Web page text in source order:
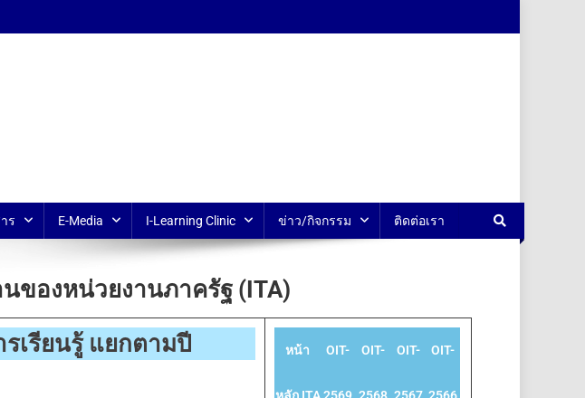
ร E-Media I-Learning Clinic ข่าว/กิจกรรม ติดต่อเรา
ของหน่วยงานภาครัฐ (ITA)
เรียนรู้ แยกตามปี
หน้า OIT- OIT- OIT- OIT-